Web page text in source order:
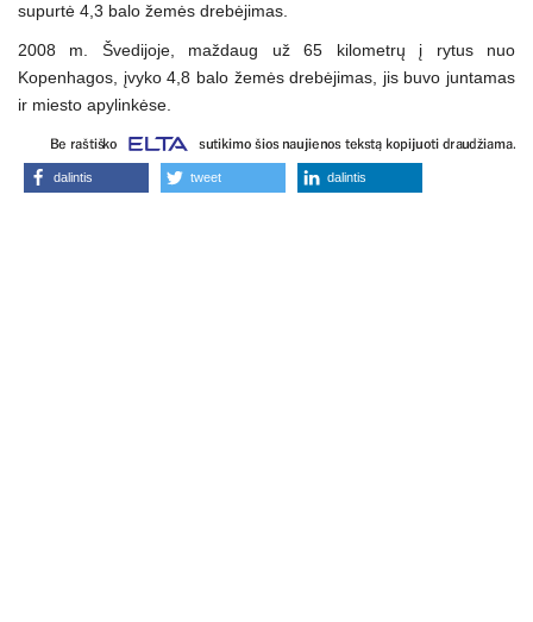
supurtė 4,3 balo žemės drebėjimas.
2008 m. Švedijoje, maždaug už 65 kilometrų į rytus nuo
Kopenhagos, įvyko 4,8 balo žemės drebėjimas, jis buvo juntamas
ir miesto apylinkėse.
dalintis tweet dalintis